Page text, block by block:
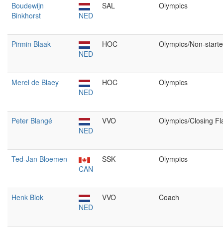
Boudewijn
Binkhorst
NED
SAL Olympics
Pirmin Blaak
NED
HOC Olympics/Non-
Merel de Blaey
NED
HOC Olympics
Peter Blangé
NED
VVO Olympics/Closing
Ted-Jan Bloemen
CAN
SSK Olympics
Henk Blok
NED
VVO Coach